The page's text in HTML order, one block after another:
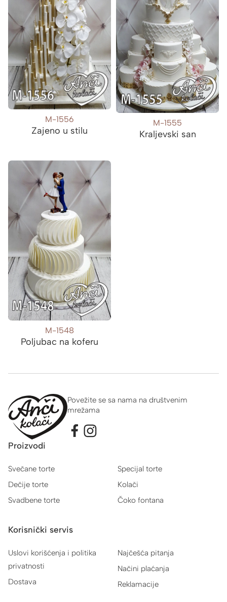
M-1556
Zajeno u stilu
M-1555
Kraljevski san
M-1548
Poljubac na koferu
Povežite se sa nama na društvenim
mrežama
Proizvodi
Svečane torte
Dečije torte
Svadbene torte
Specijal torte
Kolači
Čoko fontana
Korisnički servis
Uslovi korišćenja i politika
privatnosti
Dostava
Najčešća pitanja
Načini plaćanja
Reklamacije